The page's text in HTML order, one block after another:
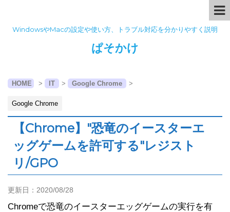
WindowsやMacの設定や使い方、トラブル対応を分かりやすく説明
ぱそかけ
HOME > IT > Google Chrome >
Google Chrome
【Chrome】"恐竜のイースターエ
ッグゲームを許可する"レジスト
リ/GPO
更新日： 2020/08/28
Chromeで恐竜のイースターエッグゲームの実行を有